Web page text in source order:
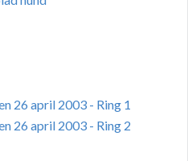
26 april 2003 - Ring 1
26 april 2003 - Ring 2